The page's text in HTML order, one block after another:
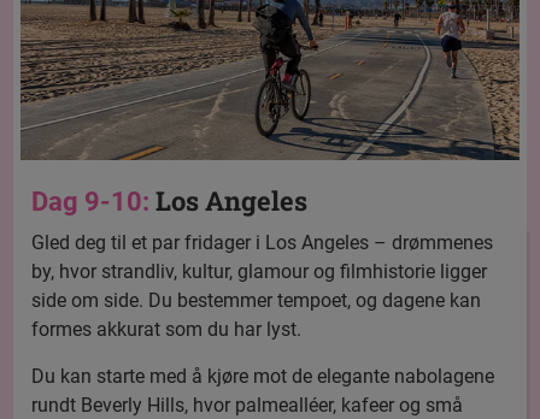
Dag 9-10:Los Angeles
Gled deg til et par fridager i Los Angeles – drømmenes
by, hvor strandliv, kultur, glamour og filmhistorie ligger
side om side. Du bestemmer tempoet, og dagene kan
formes akkurat som du har lyst.
Du kan starte med å kjøre mot de elegante nabolagene
rundt Beverly Hills, hvor palmealléer, kafeer og små